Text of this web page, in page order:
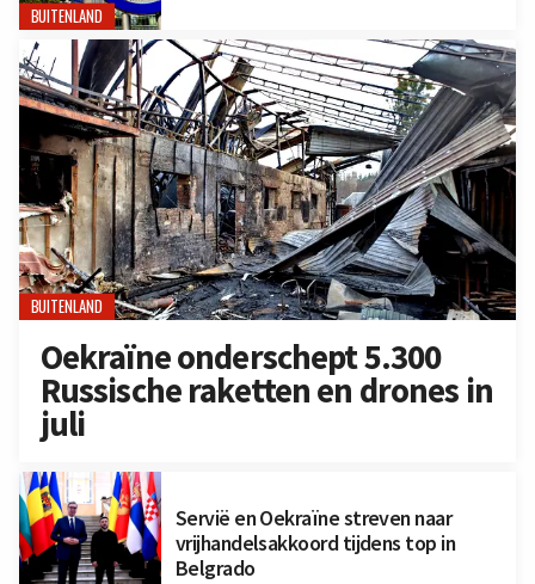
BUITENLAND
BUITENLAND
Oekraïne onderschept 5.300
Russische raketten en drones in
juli
Servië en Oekraïne streven naar
vrijhandelsakkoord tijdens top in
Belgrado